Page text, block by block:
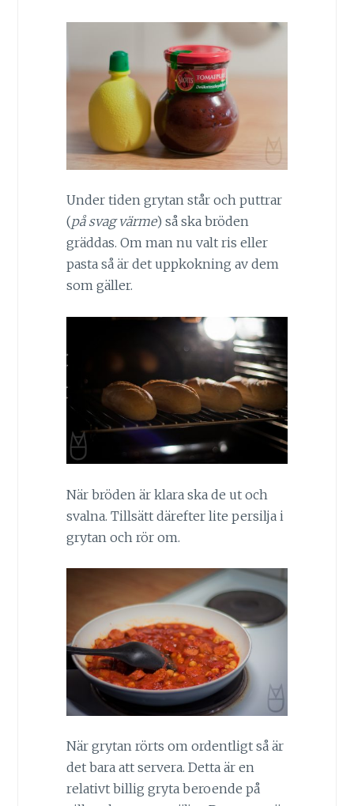
Under tiden grytan står och puttrar
(på svag värme) så ska bröden
gräddas. Om man nu valt ris eller
pasta så är det uppkokning av dem
som gäller.
När bröden är klara ska de ut och
svalna. Tillsätt därefter lite persilja i
grytan och rör om.
När grytan rörts om ordentligt så är
det bara att servera. Detta är en
relativt billig gryta beroende på